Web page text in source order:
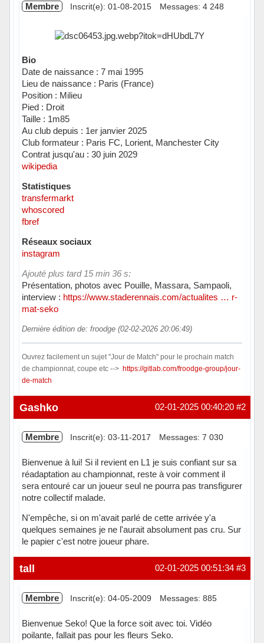
Membre Inscrit(e): 01-08-2015 Messages: 4 248
Bio
Date de naissance : 7 mai 1995
Lieu de naissance : Paris (France)
Position : Milieu
Pied : Droit
Taille : 1m85
Au club depuis : 1er janvier 2025
Club formateur : Paris FC, Lorient, Manchester City
Contrat jusqu'au : 30 juin 2029
wikipedia
Statistiques
transfermarkt
whoscored
fbref
Réseaux sociaux
instagram
Ajouté plus tard 15 min 36 s:
Présentation, photos avec Pouille, Massara, Sampaoli,
interview : https://www.staderennais.com/actualites … r-
mat-seko
Dernière édition de: froodge (02-02-2026 20:06:49)
Ouvrez facilement un sujet "Jour de Match" pour le prochain match
de championnat, coupe etc --> https://gitlab.com/froodge-group/jour-
de-match
Hors ligne #2
02-01-2025 00:40:20
Gashko
Membre Inscrit(e): 03-11-2017 Messages: 7 030
Bienvenue à lui! Si il revient en L1 je suis confiant sur sa
réadaptation au championnat, reste à voir comment il
sera entouré car un joueur seul ne pourra pas transfigurer
notre collectif malade.
N'empêche, si on m'avait parlé de cette arrivée y'a
quelques semaines je ne l'aurait absolument pas cru. Sur
le papier c'est notre joueur phare.
Hors ligne #3
02-01-2025 00:51:34
tall
Membre Inscrit(e): 04-05-2009 Messages: 885
Bienvenue Seko! Que la force soit avec toi. Vidéo
poilante, fallait pas pour les fleurs Seko.